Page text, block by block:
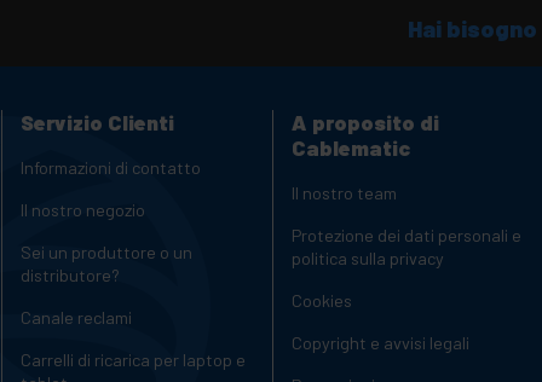
Hai
Servizio Clienti
Informazioni di contatto
Il nostro negozio
Sei un produttore o un
distributore?
Canale reclami
Carrelli di ricarica per laptop e
A proposito di
Cablematic
Il nostro team
Protezione dei dati personali e
politica sulla privacy
Cookies
Copyright e avvisi legali